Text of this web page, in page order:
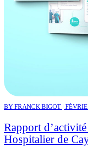
BY FRANCK BIGOT |
Rapport
Hospitalier de